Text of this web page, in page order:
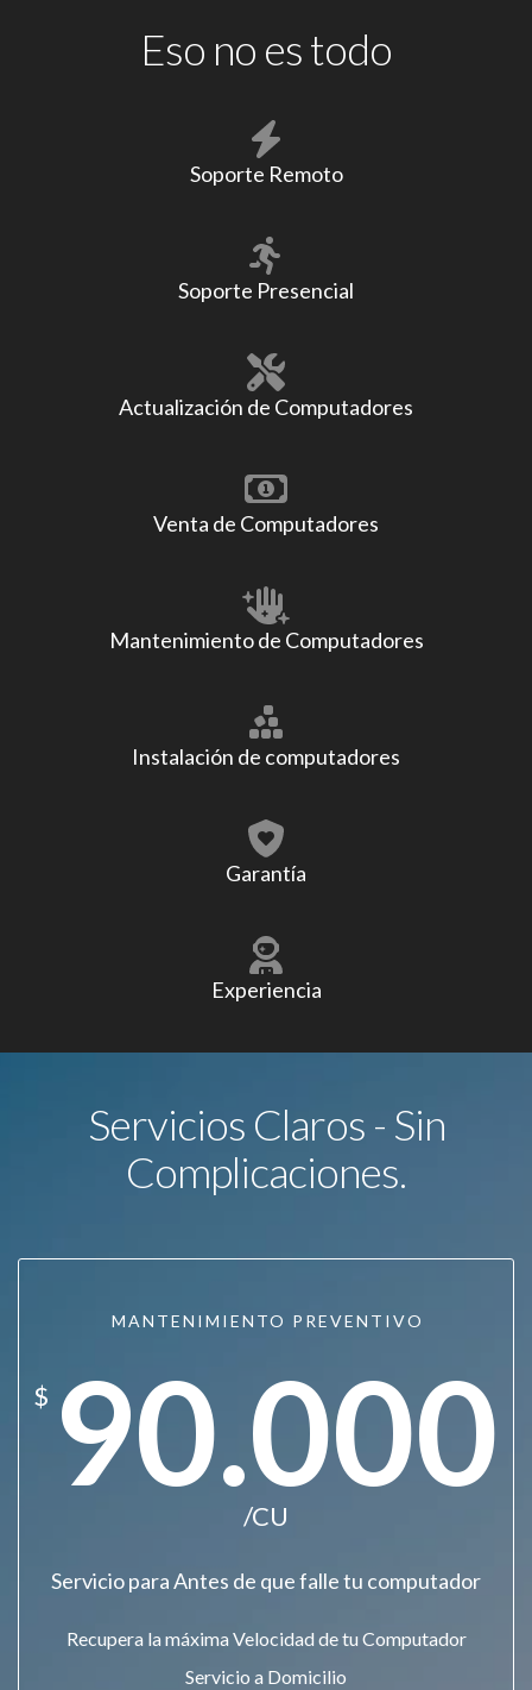
Eso no es todo
Soporte Remoto
Soporte Presencial
Actualización de Computadores
Venta de Computadores
Mantenimiento de Computadores
Instalación de computadores
Garantía
Experiencia
Servicios Claros - Sin
Complicaciones.
MANTENIMIENTO PREVENTIVO
$ 90.000
/CU
Servicio para Antes de que falle tu computador
Recupera la máxima Velocidad de tu Computador
Servicio a Domicilio